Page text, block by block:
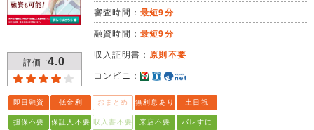
評価 :4.0
審査時間： 最短9分
融資時間： 最短9分
収入証明書： 原則不要
コンビニ：
即日融資 低金利 おまとめ 無利息あり 土日祝
担保不要 保証人不要 収入書不要 来店不要 バレずに